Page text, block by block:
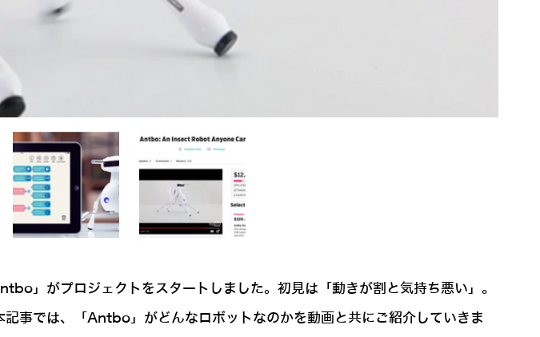
」がプロジェクトをスタートしました。初見は「動きが割と気持ち悪い」。
事では、「Antbo」がどんなロボットなのかを動画と共にご紹介していきま